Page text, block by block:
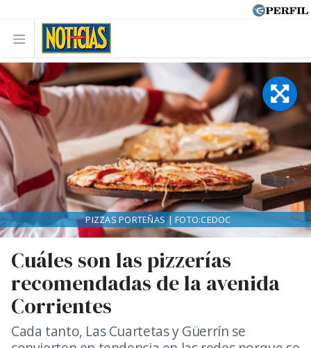
Cuáles son las pizzerías
recomendadas de la avenida
Corrientes
Cada tanto, Las Cuartetas y Güerrín se
PIZZAS PORTEÑAS | FOTO:CEDOC